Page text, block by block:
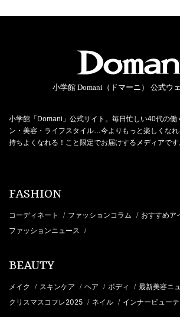
小学館 Domani（ドマーニ） 公式ウ
小学館「Domani」公式サイト。毎日忙しい40代の働
ン・美容・ライフスタイル…今よりもっと楽しくな
持ちよくなれる！こと限定でお届けするメディアです
FASHION
コーディネート / ファッションコラム / おすすめア
ファッションニュース /
BEAUTY
メイク / スキンケア / ヘア / ボディ / 最新美容ニ
クリスマスコフレ2025 / ネイル / インナービューテ